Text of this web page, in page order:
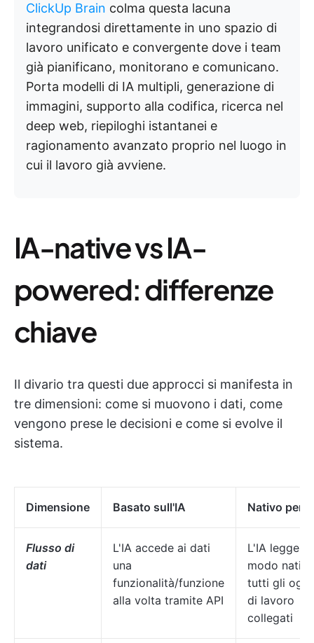
ClickUp Brain colma questa lacuna
integrandosi direttamente in uno spazio di
lavoro unificato e convergente dove i team
già pianificano, monitorano e comunicano.
Porta modelli di IA multipli, generazione di
immagini, supporto alla codifica, ricerca nel
deep web, riepiloghi istantanei e
ragionamento avanzato proprio nel luogo in
cui il lavoro già avviene.
IA-native vs IA-
powered: differenze
chiave
Il divario tra questi due approcci si manifesta in
tre dimensioni: come si muovono i dati, come
vengono prese le decisioni e come si evolve il
sistema.
Dimensione Basato sull'IA Nativo per
Flusso di
dati
L'IA accede ai dati
una
funzionalità/funzione
alla volta tramite API
L'IA legge in
modo nativo
tutti gli
di lavoro
collegati